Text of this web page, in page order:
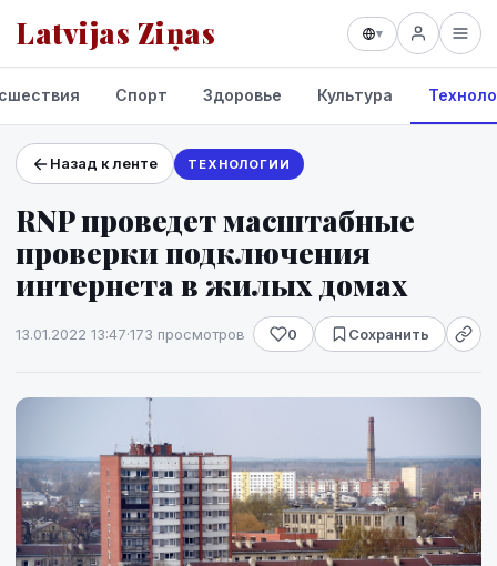
Latvijas Ziņas ▾
Проекты и сервисы
Прогноз погоды
Спорт Здоровье Культура
Назад к ленте ТЕХНОЛОГИИ
RNP проведет масштабные
проверки подключения
интернета в жилых домах
13.01.2022 13:47·173 просмотров 0 Сохранить